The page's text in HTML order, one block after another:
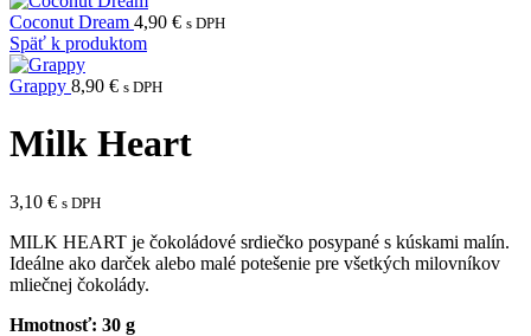
Coconut Dream 4,90 € s DPH
Späť k produktom
Grappy 8,90 € s DPH
Milk Heart
3,10 € s DPH
MILK HEART je čokoládové srdiečko posypané s kúskami malín.
Ideálne ako darček alebo malé potešenie pre všetkých milovníkov
mliečnej čokolády.
Hmotnosť: 30 g